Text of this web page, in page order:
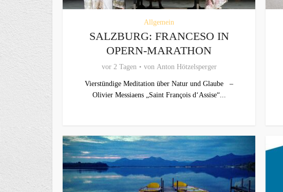
Allgemein
SALZBURG: FRANCESO IN
OPERN-MARATHON
vor 2 Tagen von Anton Hötzelsperger
Vierstündige Meditation über Natur und Glaube –
Olivier Messiaens „Saint François d‘Assise“...